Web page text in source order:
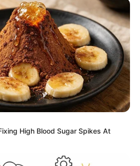
High Blood Sugar Spikes At